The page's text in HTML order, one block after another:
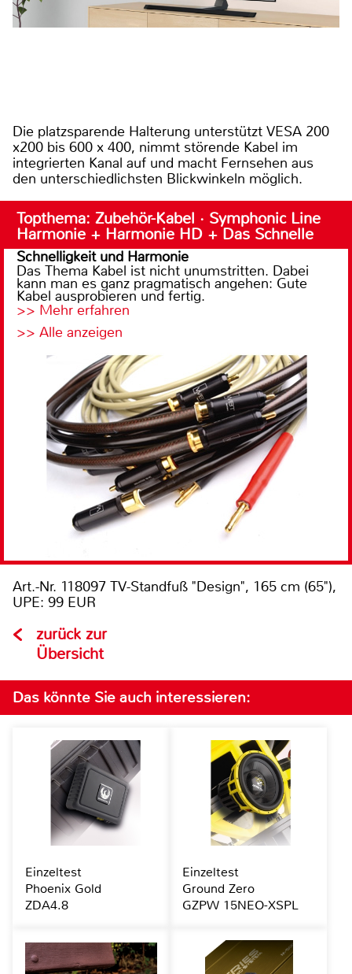
Die platzsparende Halterung unterstützt VESA 200
x200 bis 600 x 400, nimmt störende Kabel im
integrierten Kanal auf und macht Fernsehen aus
den unterschiedlichsten Blickwinkeln möglich.
Topthema: Zubehör-Kabel · Symphonic Line
Harmonie + Harmonie HD + Das Schnelle
Schnelligkeit und Harmonie
Das Thema Kabel ist nicht unumstritten. Dabei
kann man es ganz pragmatisch angehen: Gute
Kabel ausprobieren und fertig.
>> Mehr erfahren
>> Alle anzeigen
Art.-Nr. 118097 TV-Standfuß "Design", 165 cm (65"),
UPE: 99 EUR
zurück zur
Übersicht
Das könnte Sie auch interessieren:
Einzeltest
Phoenix Gold
ZDA4.8
Einzeltest
Ground Zero
GZPW 15NEO-XSPL